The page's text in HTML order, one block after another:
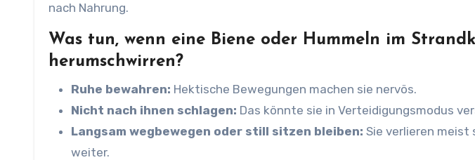
nach Nahrung.
Was tun, wenn eine Biene oder Hummeln im
herumschwirren?
Ruhe bewahren: Hektische Bewegungen machen sie nervös.
Nicht nach ihnen schlagen: Das könnte sie in Verteidigungsmodus
Langsam wegbewegen oder still sitzen bleiben: Sie verlieren meist
weiter.